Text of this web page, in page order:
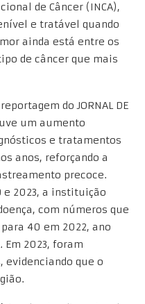
de Câncer (INCA),
e tratável quando
ainda está entre os
de câncer que mais
do JORNAL DE
um aumento
e tratamentos
anos, reforçando a
precoce.
e 2023, a instituição
com números que
40 em 2022, ano
2023, foram
evidenciando que o